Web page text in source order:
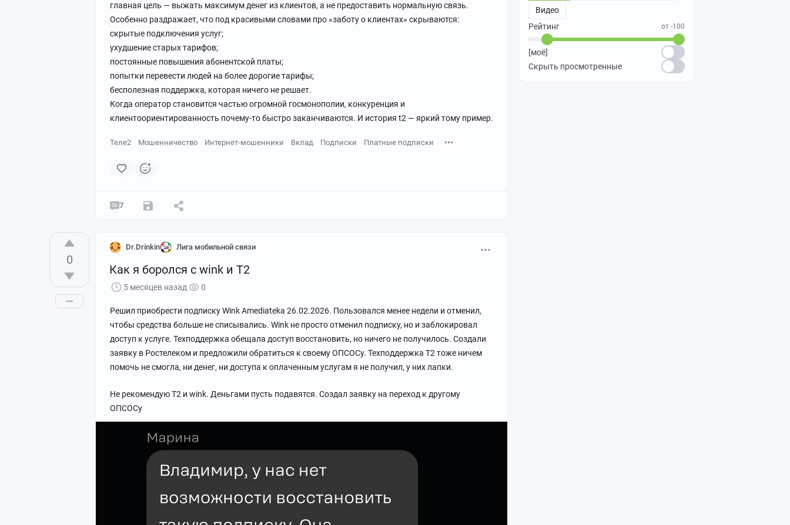
Видео
Рейтинг
от -100
[моё]
Скрыть просмотренные
главная цель — выжать максимум денег из клиентов, а не предоставить нормальную связь.
Особенно раздражает, что под красивыми словами про «заботу о клиентах» скрываются:
скрытые подключения услуг;
ухудшение старых тарифов;
постоянные повышения абонентской платы;
попытки перевести людей на более дорогие тарифы;
бесполезная поддержка, которая ничего не решает.
Когда оператор становится частью огромной госмонополии, конкуренция и
клиентоориентированность почему-то быстро заканчиваются. И история t2 — яркий тому пример.
Теле2 Мошенничество Интернет-мошенники Вклад Подписки Платные подписки
7
0
Dr.Drinkin Лига мобильной связи
Как я боролся с wink и Т2
5 месяцев назад 0
Решил приобрести подписку Wink Amediateka 26.02.2026. Пользовался менее недели и отменил,
чтобы средства больше не списывались. Wink не просто отменил подписку, но и заблокировал
доступ к услуге. Техподдержка обещала доступ восстановить, но ничего не получилось. Создали
заявку в Ростелеком и предложили обратиться к своему ОПСОСу. Техподдержка Т2 тоже ничем
помочь не смогла, ни денег, ни доступа к оплаченным услугам я не получил, у них лапки.
Не рекомендую Т2 и wink. Деньгами пусть подавятся. Создал заявку на переход к другому
ОПСОСу